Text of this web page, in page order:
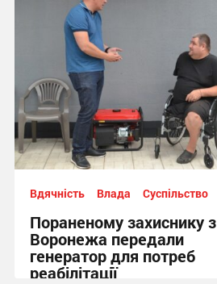
Вдячність Влада Суспільство
Пораненому захиснику з
Воронежа передали
генератор для потреб
реабілітації